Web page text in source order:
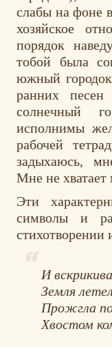
слабы на фоне
хозяйское
порядок
тобой была
южный
ранних
солнечный
исполнимы
рабочей
задыхаюсь,
Мне не хватает
Эти
символы и
стихотворении
И
Земля
Прожгла
Хвостом